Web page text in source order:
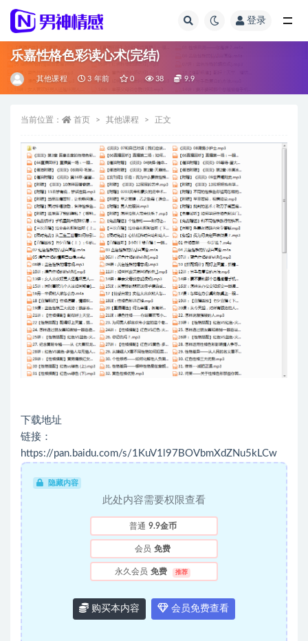
登录
乐嘉性格色彩读心术(完结)
其他课程 3 年前 0 38 9.9
当前位置： 首页 其他课程 正文
下载地址
链接：
https://pan.baidu.com/s/1KuV1l97BOVbmXdZNu5kLCw
隐藏内容
此处内容需要权限查看
普通 9.9金币
会员 免费
永久会员 免费 推荐
购买本内容 会员免费查看